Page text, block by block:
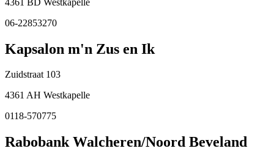
06-22853270
Kapsalon m'n Zus en Ik
Zuidstraat 103
4361 AH Westkapelle
0118-570775
Rabobank Walcheren/Noord Beveland